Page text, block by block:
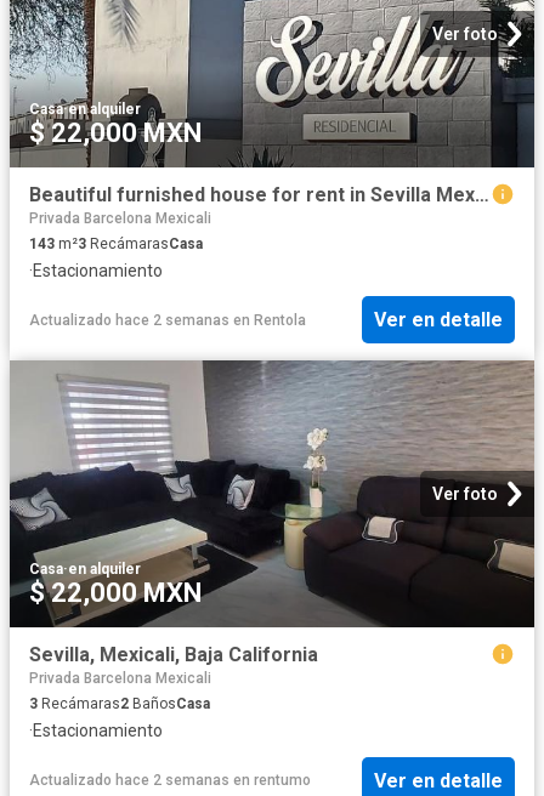
Ver foto
Casa·en alquiler
$ 22,000 MXN
Beautiful furnished house for rent in Sevilla Mexicali, B.C. !
Privada Barcelona Mexicali
143 m²3 RecámarasCasa
·Estacionamiento
Actualizado hace 2 semanas en Rentola Ver en detalle
Ver foto
Casa·en alquiler
$ 22,000 MXN
Sevilla, Mexicali, Baja California
Privada Barcelona Mexicali
3 Recámaras2 BañosCasa
·Estacionamiento
Actualizado hace 2 semanas en rentumo Ver en detalle